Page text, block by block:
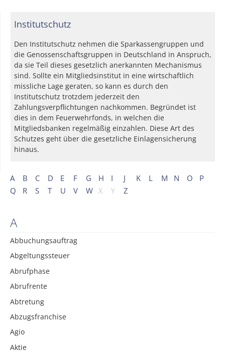
A B C D E F G H I J K L M N O
P
Q
R S T U V W X Y Z
A
Abbuchungsauftrag
Abgeltungssteuer
Abrufphase
Abrufrente
Abtretung
Abzugsfranchise
Agio
Aktie
Institutschutz
Den Institutschutz nehmen die Sparkassengruppen und
die Genossenschaftsgruppen in Deutschland in Anspruch,
da sie Teil dieses gesetzlich anerkannten Mechanismus
sind. Sollte ein Mitgliedsinstitut in eine wirtschaftlich
missliche Lage geraten, so kann es durch den
Institutschutz trotzdem jederzeit den
Zahlungsverpflichtungen nachkommen. Begründet ist
dies in dem Feuerwehrfonds, in welchen die
Mitgliedsbanken regelmäßig einzahlen. Diese Art des
Schutzes geht über die gesetzliche Einlagensicherung
hinaus.